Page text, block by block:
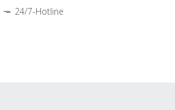
24/7-Hotline